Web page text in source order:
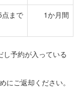
まで 1か月間
予約が入っている
ご返却ください。